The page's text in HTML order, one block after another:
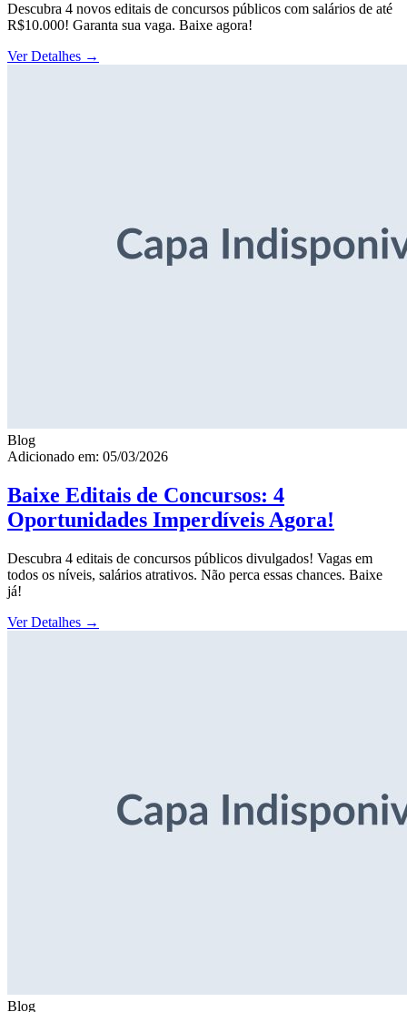
Descubra 4 novos editais de concursos públicos com salários de até
R$10.000! Garanta sua vaga. Baixe agora!
Ver Detalhes →
Blog
Adicionado em: 05/03/2026
Baixe Editais de Concursos: 4
Oportunidades Imperdíveis Agora!
Descubra 4 editais de concursos públicos divulgados! Vagas em
todos os níveis, salários atrativos. Não perca essas chances. Baixe
já!
Ver Detalhes →
Blog